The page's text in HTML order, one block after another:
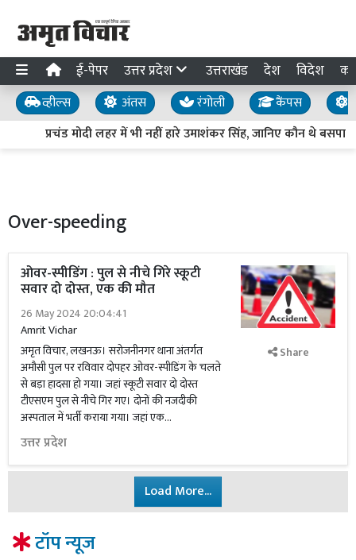
ई-पेपर उत्तर प्रदेश उत्तराखंड देश विदेश
व्हील्स अंतस रंगोली कैंपस
प्रचंड मोदी लहर में भी नहीं हारे उमाशंकर सिंह, जानिए कौन थे
Over-speeding
ओवर-स्पीडिंग : पुल से नीचे गिरे स्कूटी
सवार दो दोस्त, एक की मौत
26 May 2024 20:04:41
Amrit Vichar
अमृत विचार, लखनऊ। सरोजनीनगर थाना अंतर्गत
अमौसी पुल पर रविवार दोपहर ओवर-स्पीडिंग के चलते
से बड़ा हादसा हो गया। जहां स्कूटी सवार दो दोस्त
टीएसएम पुल से नीचे गिर गए। दोनों की नजदीकी
अस्पताल में भर्ती कराया गया। जहां एक...
उत्तर प्रदेश
Share
Load More...
टॉप न्यूज